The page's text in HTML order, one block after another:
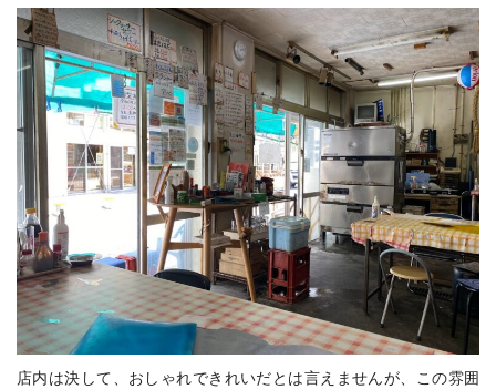
店内は決して、おしゃれできれいだとは言えませんが、この雰囲